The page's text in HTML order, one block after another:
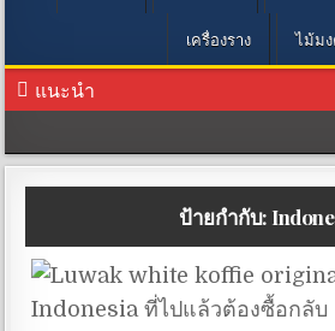
เครื่องราง ไม้ม
แนะนำ
ป้ายกำกับ: